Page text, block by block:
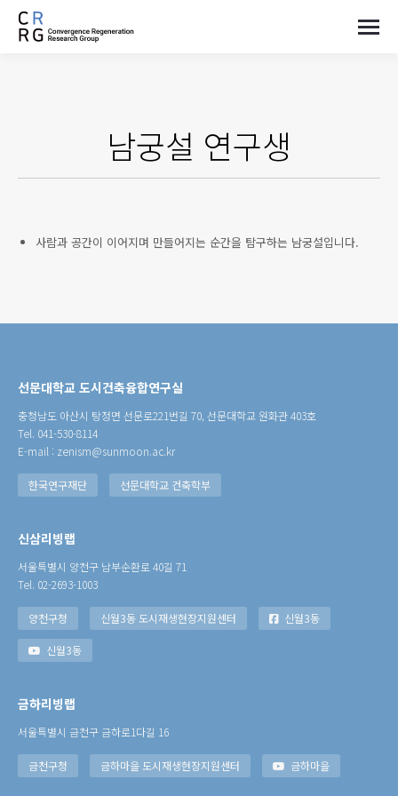
남궁설 연구생
사람과 공간이 이어지며 만들어지는 순간을 탐구하는 남궁설입니다.
선문대학교 도시건축융합연구실
충청남도 아산시 탕정면 선문로221번길 70, 선문대학교 원화관 403호
Tel. 041-530-8114
E-mail : zenism@sunmoon.ac.kr
한국연구재단 선문대학교 건축학부
신삼리빙랩
서울특별시 양천구 남부순환로 40길 71
Tel. 02-2693-1003
양천구청 신월3동 도시재생현장지원센터 신월3동
신월3동
금하리빙랩
서울특별시 금천구 금하로1다길 16
금천구청 금하마을 도시재생현장지원센터 금하마을